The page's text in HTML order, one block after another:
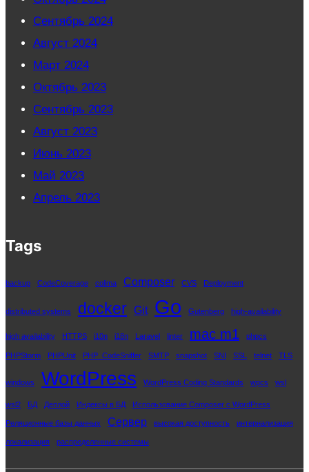
Сентябрь 2024
Август 2024
Март 2024
Октябрь 2023
Сентябрь 2023
Август 2023
Июнь 2023
Май 2023
Апрель 2023
Tags
backup CodeCoverage colima Composer CVS Deployment
distributed systems docker Git Go Gutenberg high-availability
high availability HTTPS i10n i18n Laravel linter mac m1 phpcs
PHPStorm PHPUnit PHP_CodeSniffer SMTP snapshot SNI SSL telnet TLS
windows WordPress WordPress Coding Standards wpcs wsl
wsl2 БД Деплой Индексы в БД Использование Composer с WordPress
Реляционные базы данных Сервер высокая доступность интернализация
локализация распределенные системы